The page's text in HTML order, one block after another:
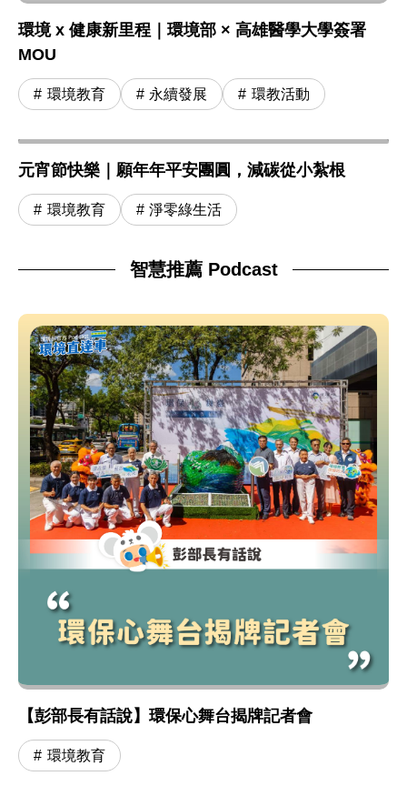
環境 x 健康新里程｜環境部 × 高雄醫學大學簽署
MOU
環境教育 永續發展 環教活動
元宵節快樂｜願年年平安團圓，減碳從小紮根
環境教育 淨零綠生活
智慧推薦 Podcast
【彭部長有話說】環保心舞台揭牌記者會
環境教育